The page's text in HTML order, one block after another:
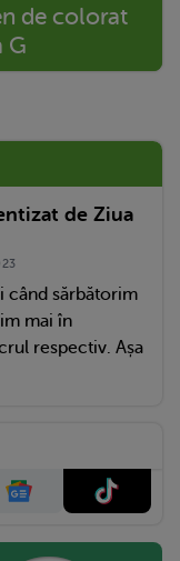
de colorat
G
de Ziua
când sărbătorim
mai în
respectiv. Așa